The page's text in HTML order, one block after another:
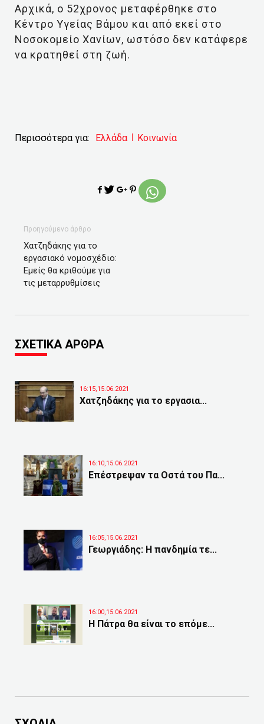
Αρχικά, ο 52χρονος μεταφέρθηκε στο
Κέντρο Υγείας Βάμου και από εκεί στο
Νοσοκομείο Χανίων, ωστόσο δεν κατάφερε
να κρατηθεί στη ζωή.
Περισσότερα για: Ελλάδα Κοινωνία
Προηγούμενο άρθρο
Χατζηδάκης για το
εργασιακό νομοσχέδιο:
Εμείς θα κριθούμε για
τις μεταρρυθμίσεις
ΣΧΕΤΙΚΑ ΑΡΘΡΑ
16:15,15.06.2021
Χατζηδάκης για το εργασια...
16:10,15.06.2021
Επέστρεψαν τα Οστά του Πα...
16:05,15.06.2021
Γεωργιάδης: Η πανδημία τε...
16:00,15.06.2021
Η Πάτρα θα είναι το επόμε...